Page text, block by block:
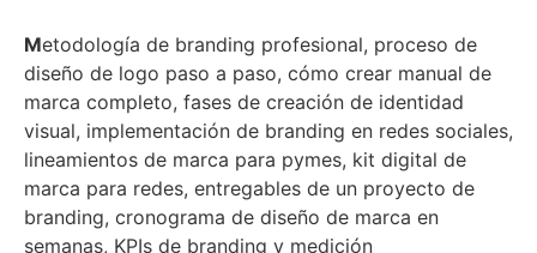
Metodología de branding profesional, proceso de
diseño de logo paso a paso, cómo crear manual de
marca completo, fases de creación de identidad
visual, implementación de branding en redes sociales,
lineamientos de marca para pymes, kit digital de
marca para redes, entregables de un proyecto de
branding, cronograma de diseño de marca en
semanas, KPIs de branding y medición